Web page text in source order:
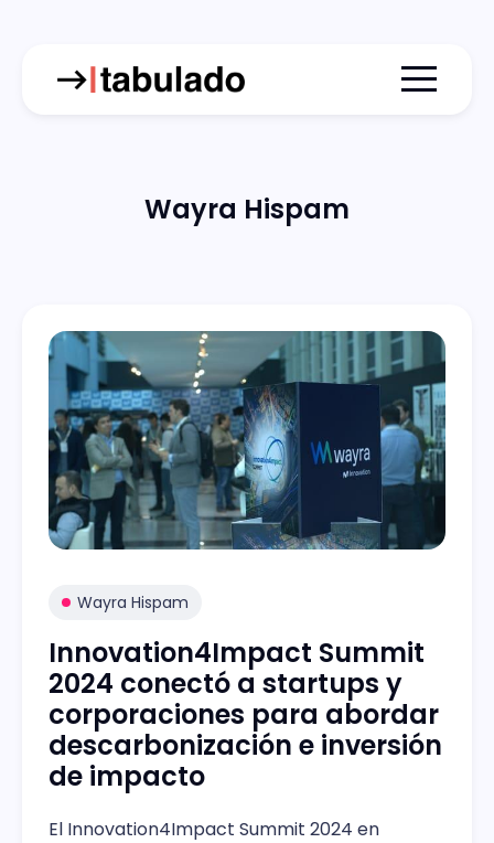
Menu
Wayra Hispam
Wayra Hispam
Innovation4Impact Summit
2024 conectó a startups y
corporaciones para abordar
descarbonización e inversión
de impacto
El Innovation4Impact Summit 2024 en